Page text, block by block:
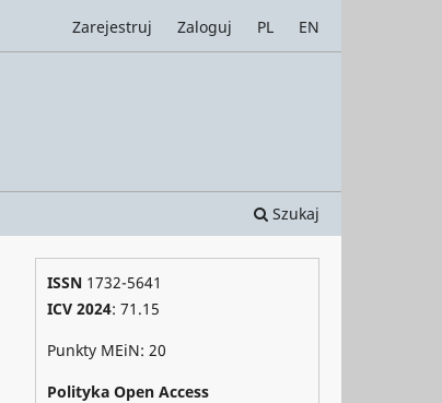
Szukaj
Zarejestruj Zaloguj PL EN
ISSN 1732-5641
ICV 2024: 71.15
Punkty MEiN: 20
Polityka Open Access